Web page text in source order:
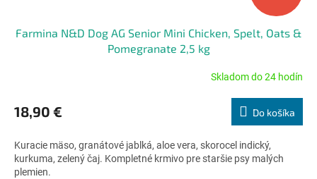
Farmina N&D Dog AG Senior Mini Chicken, Spelt, Oats &
Pomegranate 2,5 kg
produktu
je
z
5
hviezdičiek.
Skladom do 24 hodín
18,90 € Do košíka
Kuracie mäso, granátové jablká, aloe vera, skorocel indický,
kurkuma, zelený čaj. Kompletné krmivo pre staršie psy malých
plemien.